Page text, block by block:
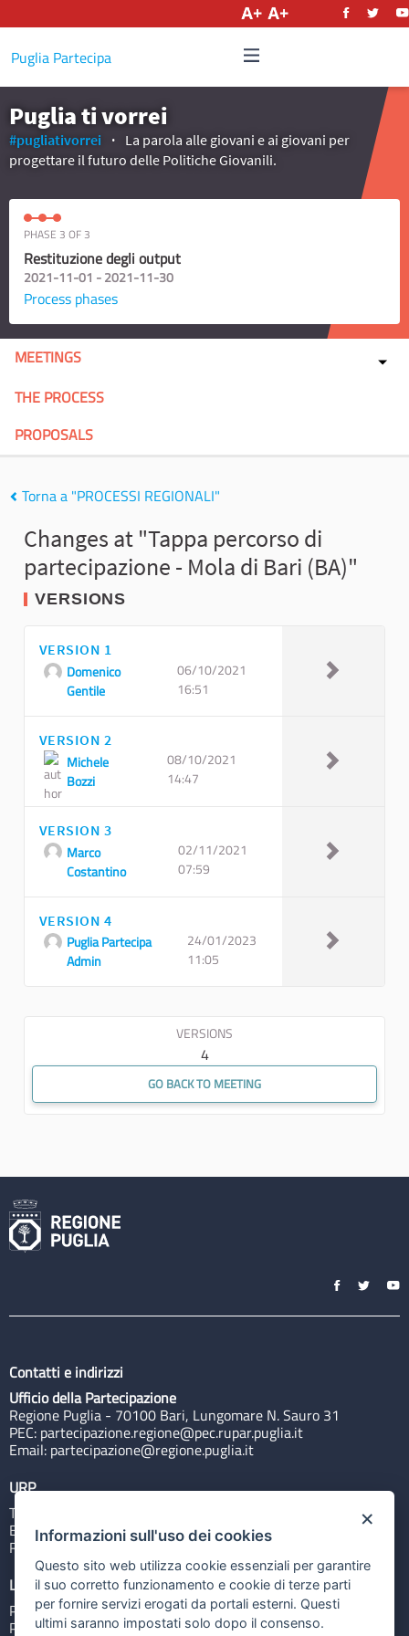
Puglia Partecipa
Puglia ti vorrei
#pugliativorrei
La parola alle giovani e ai giovani per
progettare il futuro delle Politiche Giovanili.
PHASE 3 OF 3
Restituzione degli output
2021-11-01 - 2021-11-30
Process phases
MEETINGS
THE PROCESS
PROPOSALS
Torna a "PROCESSI REGIONALI"
Changes at "Tappa percorso di
partecipazione - Mola di Bari (BA)"
VERSIONS
VERSION 1
Domenico
Gentile
06/10/2021
16:51
VERSION 2
Michele
Bozzi
08/10/2021
14:47
VERSION 3
Marco
Costantino
02/11/2021
07:59
VERSION 4
Puglia Partecipa
Admin
24/01/2023
11:05
VERSIONS
4
GO BACK TO MEETING
Contatti e indirizzi
Ufficio della Partecipazione
Regione Puglia - 70100 Bari, Lungomare N. Sauro 31
PEC: partecipazione.regione@pec.rupar.puglia.it
Email: partecipazione@regione.puglia.it
URP
Tel: 800713939
Email:quiregione@regione.puglia.it
Rubrica
Link utili
Portale Istituzionale
PO FESR Puglia 2014-2020
×
Informazioni sull'uso dei cookies
Questo sito web utilizza cookie essenziali per garantire
il suo corretto funzionamento e cookie di terze parti
per fornire servizi erogati da portali esterni. Questi
ultimi saranno impostati solo dopo il consenso.